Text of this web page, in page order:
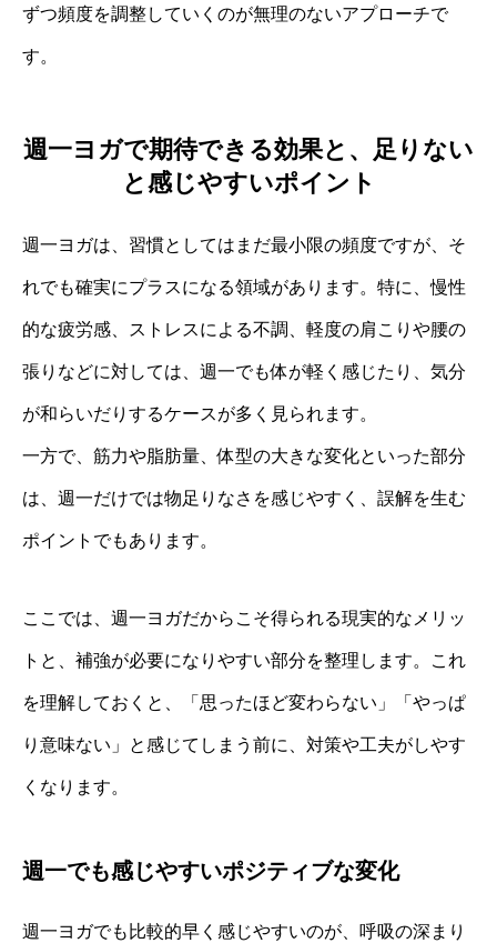
ずつ頻度を調整していくのが無理のないアプローチで
す。
週一ヨガで期待できる効果と、足りない
と感じやすいポイント
週一ヨガは、習慣としてはまだ最小限の頻度ですが、そ
れでも確実にプラスになる領域があります。特に、慢性
的な疲労感、ストレスによる不調、軽度の肩こりや腰の
張りなどに対しては、週一でも体が軽く感じたり、気分
が和らいだりするケースが多く見られます。
一方で、筋力や脂肪量、体型の大きな変化といった部分
は、週一だけでは物足りなさを感じやすく、誤解を生む
ポイントでもあります。
ここでは、週一ヨガだからこそ得られる現実的なメリッ
トと、補強が必要になりやすい部分を整理します。これ
を理解しておくと、「思ったほど変わらない」「やっぱ
り意味ない」と感じてしまう前に、対策や工夫がしやす
くなります。
週一でも感じやすいポジティブな変化
週一ヨガでも比較的早く感じやすいのが、呼吸の深まり